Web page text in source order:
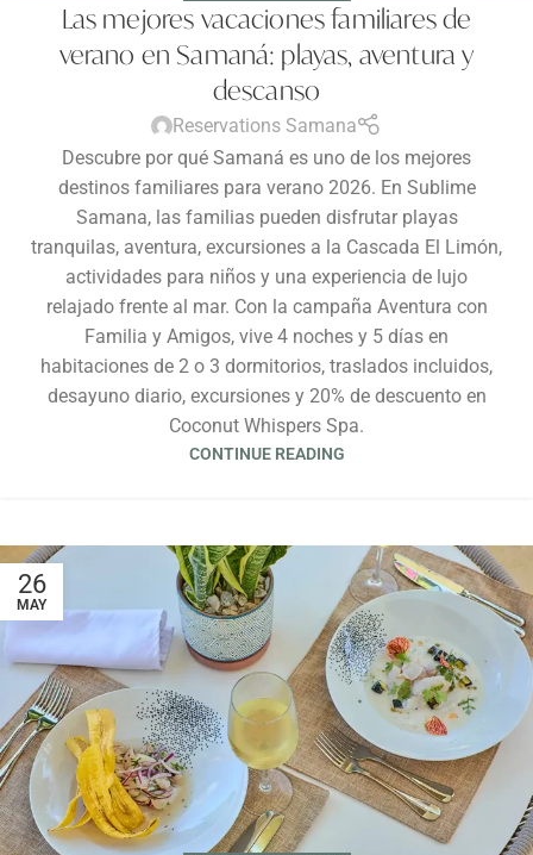
Las mejores vacaciones familiares de
verano en Samaná: playas, aventura y
descanso
Reservations Samana
Descubre por qué Samaná es uno de los mejores
destinos familiares para verano 2026. En Sublime
Samana, las familias pueden disfrutar playas
tranquilas, aventura, excursiones a la Cascada El Limón,
actividades para niños y una experiencia de lujo
relajado frente al mar. Con la campaña Aventura con
Familia y Amigos, vive 4 noches y 5 días en
habitaciones de 2 o 3 dormitorios, traslados incluidos,
desayuno diario, excursiones y 20% de descuento en
Coconut Whispers Spa.
CONTINUE READING
26
MAY